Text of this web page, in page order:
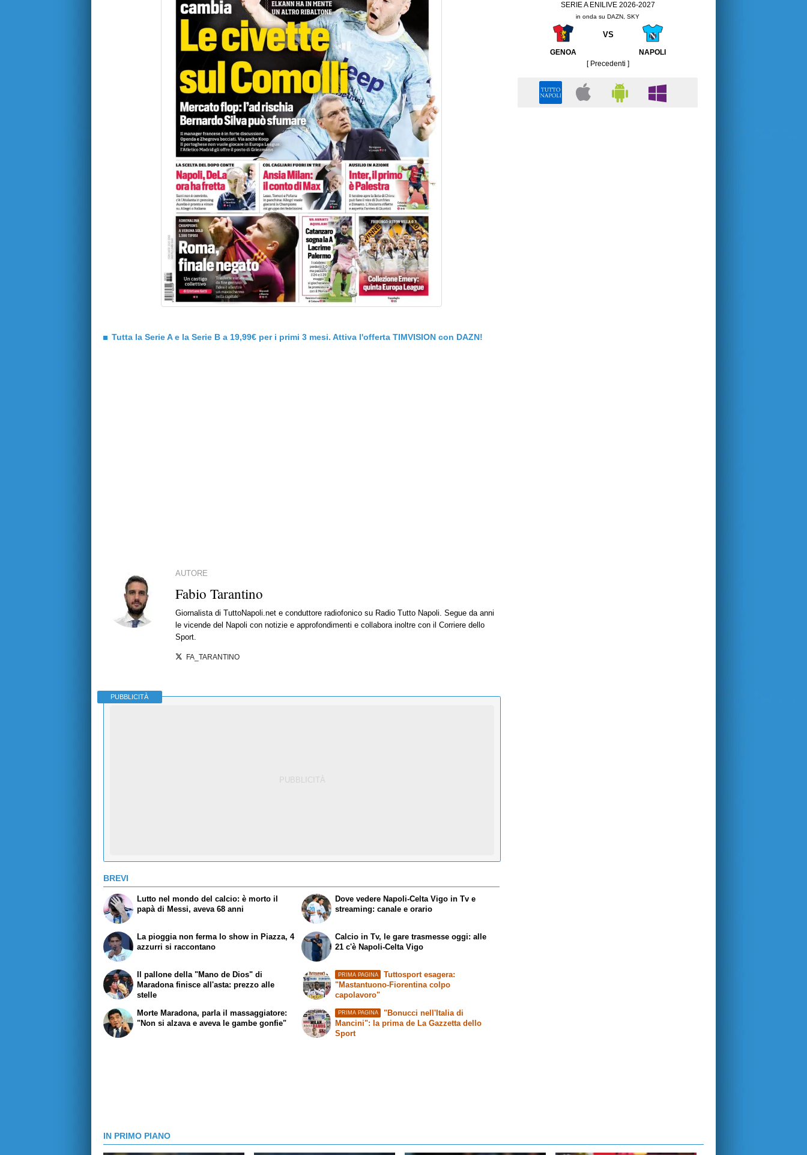
Tutta la Serie A e la Serie B a 19,99€ per i primi 3 mesi. Attiva l'offerta TIMVISION con DAZN!
AUTORE
Fabio Tarantino
Giornalista di TuttoNapoli.net e conduttore radiofonico su Radio Tutto Napoli. Segue da anni
le vicende del Napoli con notizie e approfondimenti e collabora inoltre con il Corriere dello
Sport.
FA_TARANTINO
PUBBLICITÀ
BREVI
Lutto nel mondo del calcio: è morto il
papà di Messi, aveva 68 anni
La pioggia non ferma lo show in Piazza, 4
azzurri si raccontano
Dove vedere Napoli-Celta Vigo in Tv e
streaming: canale e orario
Calcio in Tv, le gare trasmesse oggi: alle
21 c'è Napoli-Celta Vigo
Il pallone della "Mano de Dios" di
Maradona finisce all'asta: prezzo alle
stelle
Morte Maradona, parla il massaggiatore:
"Non si alzava e aveva le gambe gonfie"
PRIMA PAGINA
Tuttosport esagera:
"Mastantuono-Fiorentina colpo
capolavoro"
PRIMA PAGINA
"Bonucci nell'Italia di
Mancini": la prima de La Gazzetta dello
Sport
SERIE A ENILIVE 2026-2027
in onda su DAZN, SKY
VS
GENOA
NAPOLI
[ Precedenti ]
IN PRIMO PIANO